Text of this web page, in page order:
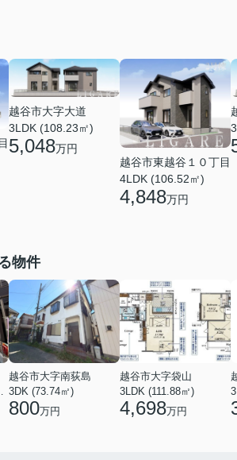
越谷市大字大道
3LDK (108.23㎡)
5,048万円
越谷市東越谷１０丁目
4LDK (106.52㎡)
4,848万円
物件
越谷市大字南荻島
3DK (73.74㎡)
800万円
越谷市大字袋山
3LDK (111.88㎡)
4,698万円